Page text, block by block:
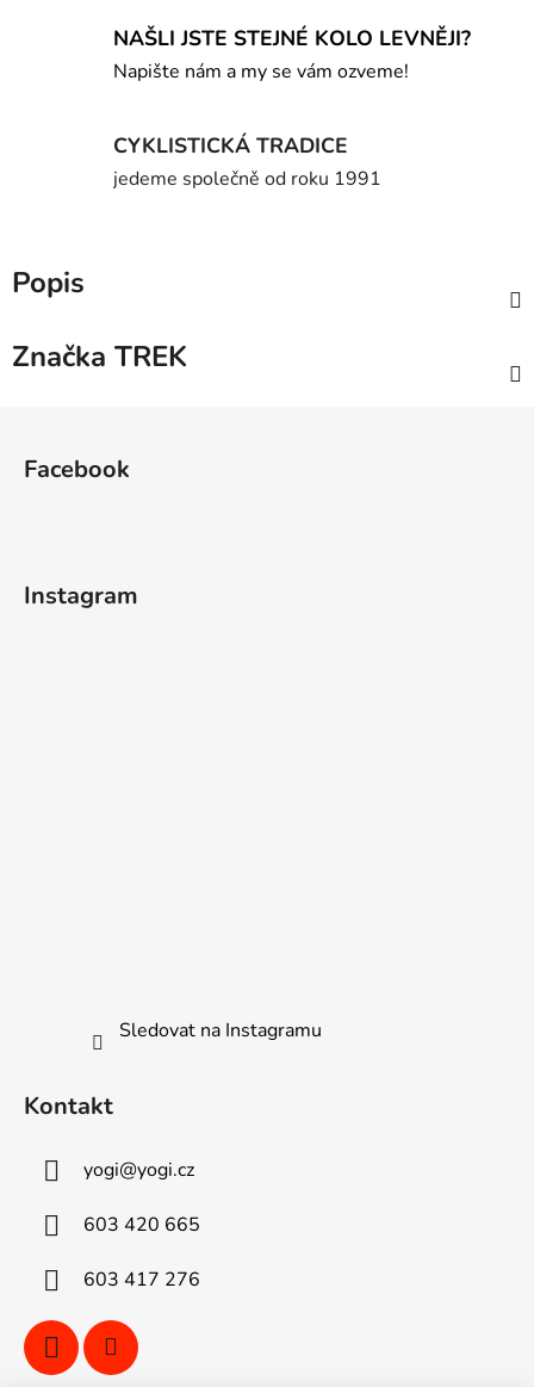
NAŠLI JSTE STEJNÉ KOLO LEVNĚJI?
Napište nám a my se vám ozveme!
CYKLISTICKÁ TRADICE
jedeme společně od roku 1991
Popis
Značka TREK
Facebook
Instagram
Sledovat na Instagramu
Kontakt
yogi@yogi.cz
603 420 665
603 417 276